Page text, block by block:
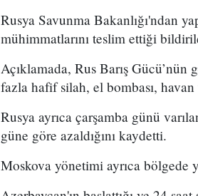
Rusya Savunma Bakanlığı'ndan
mühimmatlarını teslim ettiği
Açıklamada, Rus Barış
fazla hafif silah, el bombası,
Rusya ayrıca çarşamba günü
güne göre azaldığını kaydetti.
Moskova yönetimi ayrıca bölgede